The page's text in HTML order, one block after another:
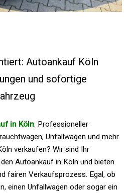
Autoankauf Köln
und sofortige
in Köln: Professioneller
Unfallwagen und mehr.
verkaufen? Wir sind Ihr
Autoankauf in Köln und bieten
fairen Verkaufsprozess. Egal, ob
einen Unfallwagen oder sogar ein